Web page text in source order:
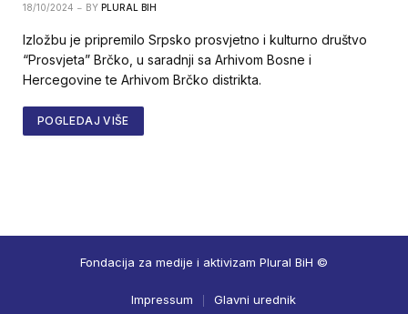
18/10/2024 BY PLURAL BIH
Izložbu je pripremilo Srpsko prosvjetno i kulturno društvo
“Prosvjeta” Brčko, u saradnji sa Arhivom Bosne i
Hercegovine te Arhivom Brčko distrikta.
POGLEDAJ VIŠE
Fondacija za medije i aktivizam Plural BiH ©
Impressum Glavni urednik